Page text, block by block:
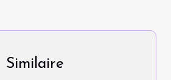
Similaire